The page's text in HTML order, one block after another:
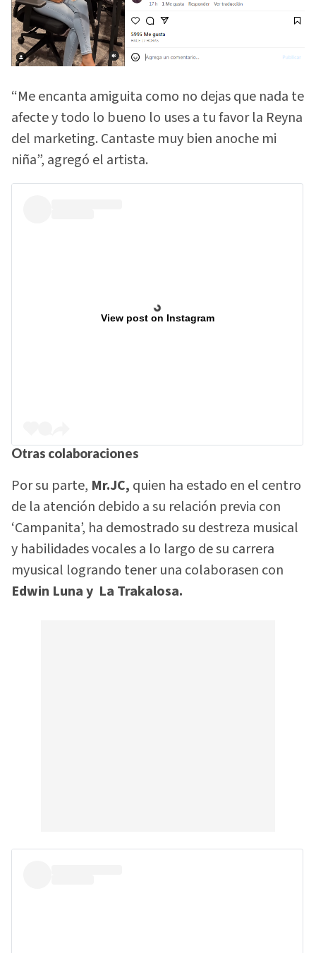
“Me encanta amiguita como no dejas que nada te
afecte y todo lo bueno lo uses a tu favor la Reyna
del marketing. Cantaste muy bien anoche mi
niña”, agregó el artista.
View post on Instagram
Otras colaboraciones
Por su parte, Mr.JC, quien ha estado en el centro
de la atención debido a su relación previa con
‘Campanita’, ha demostrado su destreza musical
y habilidades vocales a lo largo de su carrera
myusical logrando tener una colaborasen con
Edwin Luna y La Trakalosa.